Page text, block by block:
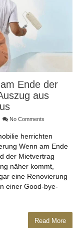
Ende der
aus
No Comments
herrichten
Wenn am Ende
der Mietvertrag
näher kommt,
eine Renovierung
einer Good-bye-
Read More